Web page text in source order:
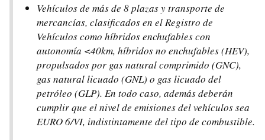
Vehículos de más de 8 plazas y transporte de
mercancías, clasificados en el Registro de
Vehículos como híbridos enchufables con
autonomía <40km, híbridos no enchufables (HEV),
propulsados por gas natural comprimido (GNC),
gas natural licuado (GNL) o gas licuado del
petróleo (GLP). En todo caso, además deberán
cumplir que el nivel de emisiones del vehículos sea
EURO 6/VI, indistintamente del tipo de combustible.